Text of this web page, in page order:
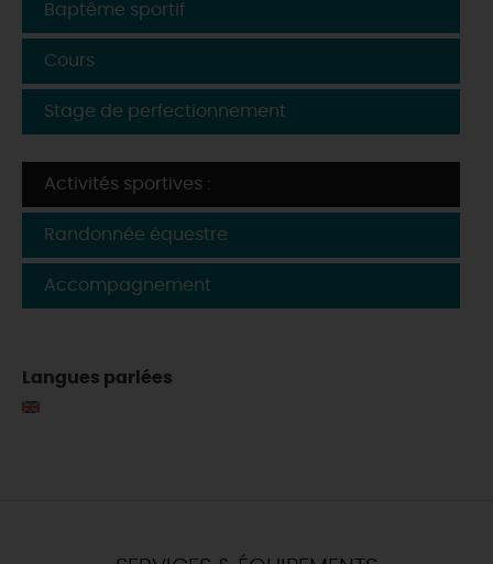
Baptême sportif
Cours
Stage de perfectionnement
Activités sportives :
Randonnée équestre
Accompagnement
Langues parlées